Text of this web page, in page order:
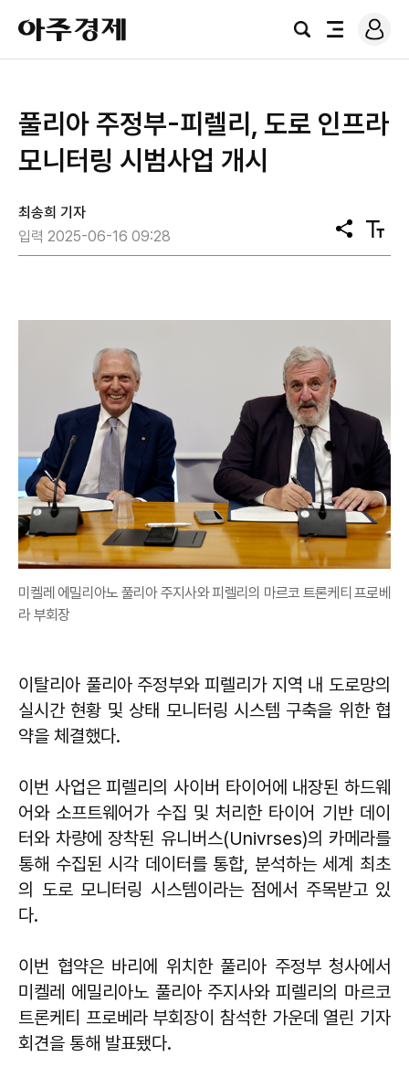
아
주
경
검
전
로
그
풀리아 주정부-피렐리, 도로 인프라
모니터링 시범사업 개시
최송희 기자
입력 2025-06-16 09:28
공
유
텍
스
미켈레 에밀리아노 풀리아 주지사와 피렐리의 마르코 트론케티 프로베
라 부회장
이탈리아 풀리아 주정부와 피렐리가 지역 내 도로망의
실시간 현황 및 상태 모니터링 시스템 구축을 위한 협
약을 체결했다.
이번 사업은 피렐리의 사이버 타이어에 내장된 하드웨
어와 소프트웨어가 수집 및 처리한 타이어 기반 데이
터와 차량에 장착된 유니버스(Univrses)의 카메라를
통해 수집된 시각 데이터를 통합, 분석하는 세계 최초
의 도로 모니터링 시스템이라는 점에서 주목받고 있
다.
이번 협약은 바리에 위치한 풀리아 주정부 청사에서
미켈레 에밀리아노 풀리아 주지사와 피렐리의 마르코
트론케티 프로베라 부회장이 참석한 가운데 열린 기자
회견을 통해 발표됐다.